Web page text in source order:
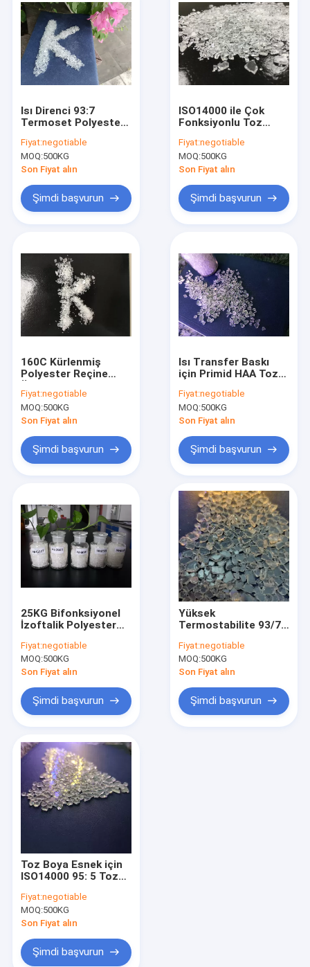
Ürün:% s
Hakkımızda
Fabrika turu
Bir teklif isteği
Doymuş Polyester Reçineler
Toz Boya Reçineleri
Polyester Epoksi Reçine
TGIC Polyester Reçine
Karışımlı Polyester Reçine
izosiyanat reçinesi
Termoset Toz Boya
MDF Toz Boyalar
Tekerlek Toz Boya
Toz Boya Hammaddesi
Poliester kalıplama bileşiği
Isı Direnci 93:7
Termoset Polyester
Hızlı Kür
Fiyat:negotiable
MOQ:500KG
Son Fiyat alın
Şimdi başvurun
ISO14000 ile Çok
Fonksiyonlu Toz
Reçineler Pürüzsüz
Akış
Fiyat:negotiable
MOQ:500KG
Son Fiyat alın
Şimdi başvurun
160C Kürlenmiş
Polyester Reçine
Mükemmel Tesviye
İyi Akış
Fiyat:negotiable
MOQ:500KG
Son Fiyat alın
Şimdi başvurun
Isı Transfer Baskı
için Primid HAA Toz
Reçineler 94/6
Fiyat:negotiable
MOQ:500KG
Son Fiyat alın
Şimdi başvurun
25KG Bifonksiyonel
İzoftalik Polyester
İçin Polyester Epoksi
Reçine
Fiyat:negotiable
MOQ:500KG
Son Fiyat alın
Şimdi başvurun
Yüksek
Termostabilite 93/7
Kimyasal Direnç
Fiyat:negotiable
MOQ:500KG
Son Fiyat alın
Şimdi başvurun
Toz Boya Esnek için
ISO14000 95: 5 Toz
Reçine
Fiyat:negotiable
MOQ:500KG
Son Fiyat alın
Şimdi başvurun